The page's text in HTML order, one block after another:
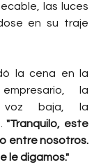
las luces
en su traje
la cena en la
la
voz baja, la
"Tranquilo, este
entre nosotros.
le digamos."